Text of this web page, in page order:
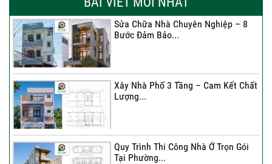
Sửa Chữa Nhà Chuyên Nghiệp – 8
Bước Đảm Bảo...
Xây Nhà Phố 3 Tầng – Cam Kết Chất
Lượng...
Quy Trình Thi Công Nhà Ở Trọn Gói
Tại Phường...